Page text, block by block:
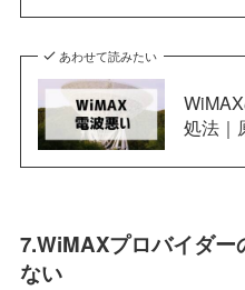
あわせて読みたい
処法｜
7.WiMAXプロバイダ
ない